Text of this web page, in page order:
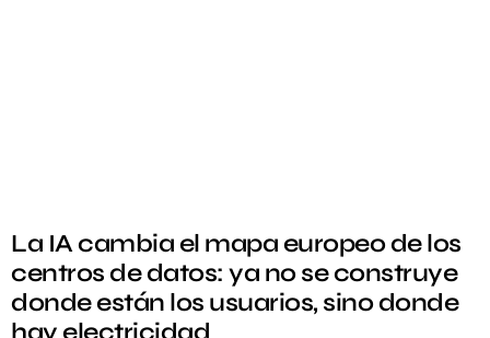
La IA cambia el mapa europeo de los
centros de datos: ya no se construye
donde están los usuarios, sino donde
hay electricidad